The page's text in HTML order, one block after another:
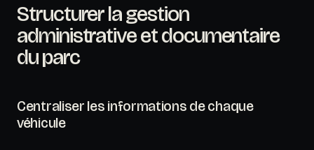
Structurer la gestion
administrative et documentaire
du parc
Centraliser les informations de chaque
véhicule